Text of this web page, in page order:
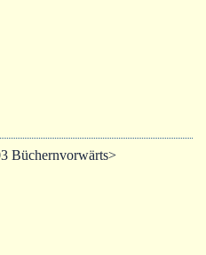
Büchernvorwärts>